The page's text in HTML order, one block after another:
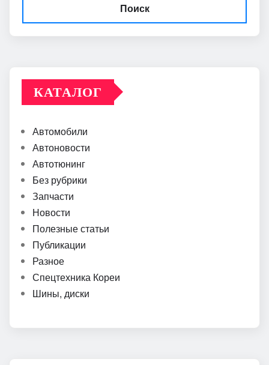
Поиск
КАТАЛОГ
Автомобили
Автоновости
Автотюнинг
Без рубрики
Запчасти
Новости
Полезные статьи
Публикации
Разное
Спецтехника Кореи
Шины, диски